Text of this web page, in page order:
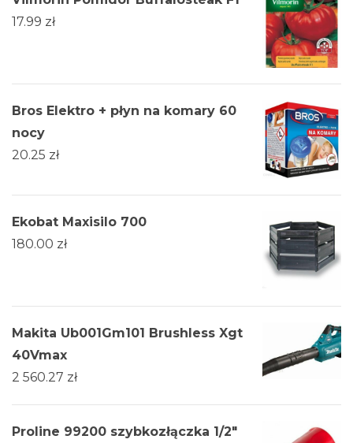
17.99 zł
Bros Elektro + płyn na komary 60
nocy
20.25 zł
Ekobat Maxisilo 700
180.00 zł
Makita Ub001Gm101 Brushless Xgt
40Vmax
2 560.27 zł
Proline 99200 szybkozłączka 1/2"